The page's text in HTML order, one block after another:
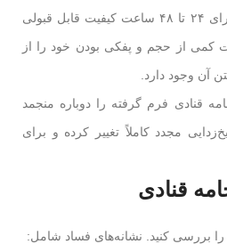
خامه فرم گرفته در یخچال برای ۲۴ تا ۴۸ ساعت کیفیت قابل قبولی
کمی از حجم و پفکی بودن خود را از
آن وجود دارد.
قنادی فرم گرفته را دوباره منجمد
مجدد کاملاً تغییر کرده و برای
قنادی
را بررسی کنید. نشانه‌های فساد شامل: